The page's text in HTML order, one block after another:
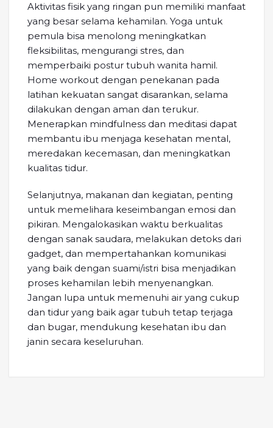
Aktivitas fisik yang ringan pun memiliki manfaat
yang besar selama kehamilan. Yoga untuk
pemula bisa menolong meningkatkan
fleksibilitas, mengurangi stres, dan
memperbaiki postur tubuh wanita hamil.
Home workout dengan penekanan pada
latihan kekuatan sangat disarankan, selama
dilakukan dengan aman dan terukur.
Menerapkan mindfulness dan meditasi dapat
membantu ibu menjaga kesehatan mental,
meredakan kecemasan, dan meningkatkan
kualitas tidur.
Selanjutnya, makanan dan kegiatan, penting
untuk memelihara keseimbangan emosi dan
pikiran. Mengalokasikan waktu berkualitas
dengan sanak saudara, melakukan detoks dari
gadget, dan mempertahankan komunikasi
yang baik dengan suami/istri bisa menjadikan
proses kehamilan lebih menyenangkan.
Jangan lupa untuk memenuhi air yang cukup
dan tidur yang baik agar tubuh tetap terjaga
dan bugar, mendukung kesehatan ibu dan
janin secara keseluruhan.